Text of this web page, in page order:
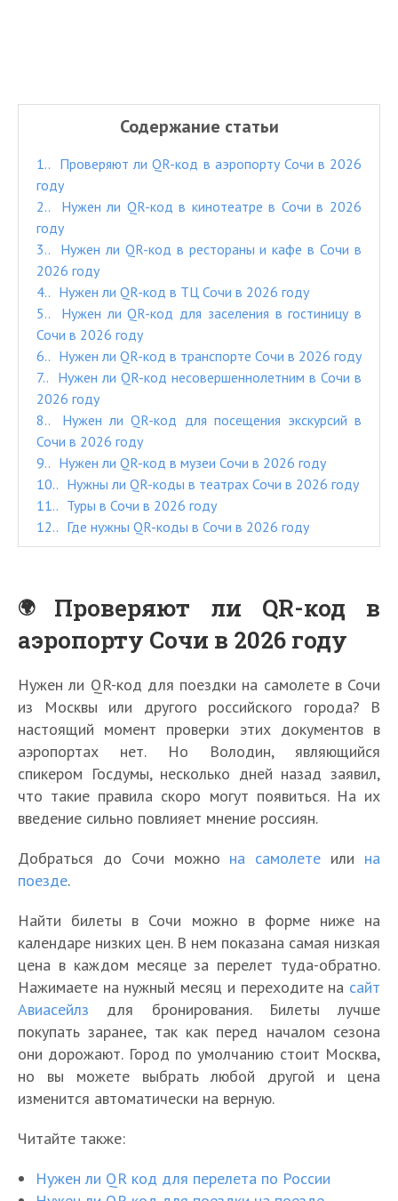
Содержание статьи
1.
Проверяют ли QR-код в аэропорту Сочи в 2026
году
2.
Нужен ли QR-код в кинотеатре в Сочи в 2026
году
3.
Нужен ли QR-код в рестораны и кафе в Сочи в
2026 году
4.
Нужен ли QR-код в ТЦ Сочи в 2026 году
5.
Нужен ли QR-код для заселения в гостиницу в
Сочи в 2026 году
6.
Нужен ли QR-код в транспорте Сочи в 2026 году
7.
Нужен ли QR-код несовершеннолетним в Сочи в
2026 году
8.
Нужен ли QR-код для посещения экскурсий в
Сочи в 2026 году
9.
Нужен ли QR-код в музеи Сочи в 2026 году
10.
Нужны ли QR-коды в театрах Сочи в 2026 году
11.
Туры в Сочи в 2026 году
12.
Где нужны QR-коды в Сочи в 2026 году
Проверяют ли QR-код в
аэропорту Сочи в 2026 году
Нужен ли QR-код для поездки на самолете в Сочи
из Москвы или другого российского города? В
настоящий момент проверки этих документов в
аэропортах нет. Но Володин, являющийся
спикером Госдумы, несколько дней назад заявил,
что такие правила скоро могут появиться. На их
введение сильно повлияет мнение россиян.
Добраться до Сочи можно на самолете или на
поезде.
Найти билеты в Сочи можно в форме ниже на
календаре низких цен. В нем показана самая низкая
цена в каждом месяце за перелет туда-обратно.
Нажимаете на нужный месяц и переходите на сайт
Авиасейлз для бронирования. Билеты лучше
покупать заранее, так как перед началом сезона
они дорожают. Город по умолчанию стоит Москва,
но вы можете выбрать любой другой и цена
изменится автоматически на верную.
Читайте также:
Нужен ли QR код для перелета по России